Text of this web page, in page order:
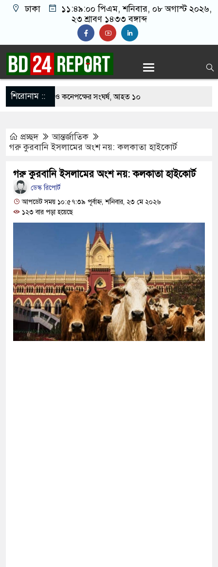
ঢাকা ১১:৪৯:০১ পিএম, শনিবার, ০৮ অগাস্ট ২০২৬,
২৩ শ্রাবণ ১৪৩৩ বঙ্গাব্দ
শিরোনাম ::
খাবার নিয়ে বর ও কনেপক্ষের সংঘর্ষ, আহত ১০
শঙ্কায় দেশজুড়ে পুলিশের সতর্কতা জারি
যুবদল সভাপতি আটক, ভিডিও ভাইরাল
দায়ী থাকবে জামায়াত-এনসিপি: রাশেদ খাঁন
দিলেন জামায়াত বহিষ্কাকৃত গাজী নজরুলের ১২
দায়ী থাকবে জামায়াত-এনসিপি: রাশেদ খাঁন
হারিয়েছে বর্তমান সরকার: নাহিদ ইসলাম
করতে ন্যাটোভুক্ত দেশে হামলা চালাতে পারে রাশিয়া
প্রচ্ছদ
আন্তর্জাতিক
গরু কুরবানি ইসলামের অংশ নয়: কলকাতা হাইকোর্ট
গরু কুরবানি ইসলামের অংশ নয়: কলকাতা হাইকোর্ট
ডেস্ক রিপোর্ট
আপডেট সময় ১০:৫৭:৩৯ পূর্বাহ্ন, শনিবার, ২৩ মে ২০২৬
১২৩ বার পড়া হয়েছে